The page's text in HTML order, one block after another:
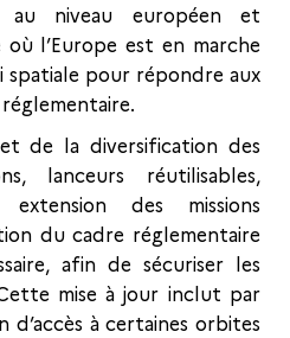
niveau européen et
l’Europe est en marche
spatiale pour répondre aux
de la diversification des
lanceurs réutilisables,
des missions
du cadre réglementaire
afin de sécuriser les
mise à jour inclut par
à certaines orbites